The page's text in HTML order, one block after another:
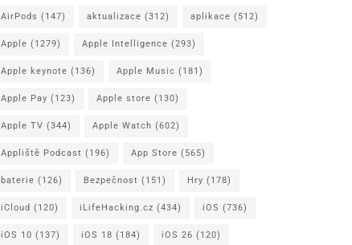
AirPods (147) aktualizace (312) aplikace (512)
Apple (1279) Apple Intelligence (293)
Apple keynote (136) Apple Music (181)
Apple Pay (123) Apple store (130)
Apple TV (344) Apple Watch (602)
Appliště Podcast (196) App Store (565)
baterie (126) Bezpečnost (151) Hry (178)
iCloud (120) iLifeHacking.cz (434) iOS (736)
iOS 10 (137) iOS 18 (184) iOS 26 (120)